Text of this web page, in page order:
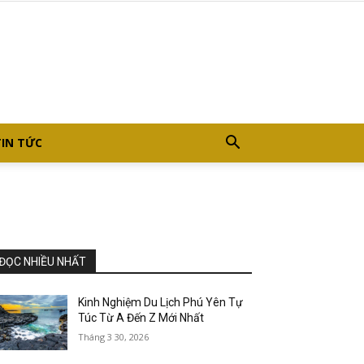
TỨC
NHIỀU NHẤT
Kinh Nghiệm Du Lịch Phú Yên Tự
Túc Từ A Đến Z Mới Nhất
Tháng 3 30, 2026